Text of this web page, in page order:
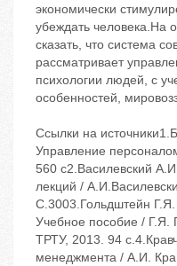
экономически
убеждать человека.На
сказать, что система
рассматривает
психологии людей, с
особенностей,
Ссылки на
Управление
560 с2.Василевский
лекций /
С.3003.Гольдштейн
Учебное пособие / Г.Я.
ТРТУ, 2013. 94
менеджмента / А.И.